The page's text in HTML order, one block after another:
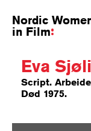
Nordic
in Film
Eva
Script.
Død 1975.